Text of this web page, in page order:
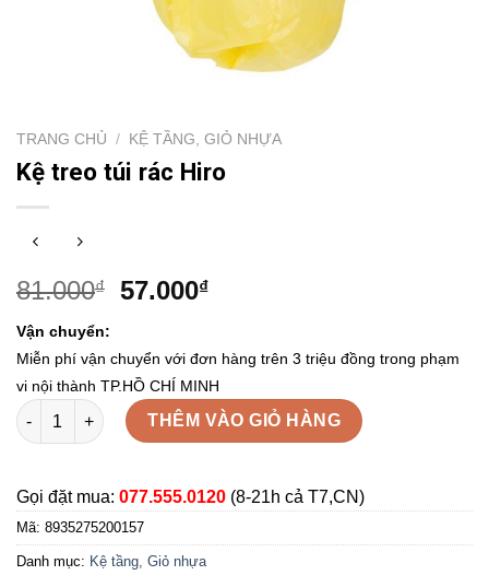
TRANG CHỦ / KỆ TẦNG, GIỎ NHỰA
Kệ treo túi rác Hiro
81.000₫ 57.000₫
Vận chuyển:
Miễn phí vận chuyển với đơn hàng trên 3 triệu đồng trong phạm
vi nội thành TP.HỒ CHÍ MINH
Kệ treo túi rác Hiro số lượng
THÊM VÀO GIỎ HÀNG
Gọi đặt mua: 077.555.0120 (8-21h cả T7,CN)
Mã: 8935275200157
Danh mục: Kệ tầng, Giỏ nhựa